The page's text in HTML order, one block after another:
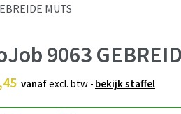
MUTS
9063
vanafexcl. btw - bekijk staffel